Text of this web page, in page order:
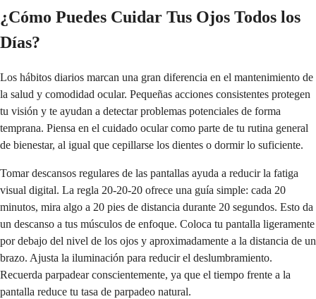
¿Cómo Puedes Cuidar Tus Ojos Todos los
Días?
Los hábitos diarios marcan una gran diferencia en el mantenimiento de
la salud y comodidad ocular. Pequeñas acciones consistentes protegen
tu visión y te ayudan a detectar problemas potenciales de forma
temprana. Piensa en el cuidado ocular como parte de tu rutina general
de bienestar, al igual que cepillarse los dientes o dormir lo suficiente.
Tomar descansos regulares de las pantallas ayuda a reducir la fatiga
visual digital. La regla 20-20-20 ofrece una guía simple: cada 20
minutos, mira algo a 20 pies de distancia durante 20 segundos. Esto da
un descanso a tus músculos de enfoque. Coloca tu pantalla ligeramente
por debajo del nivel de los ojos y aproximadamente a la distancia de un
brazo. Ajusta la iluminación para reducir el deslumbramiento.
Recuerda parpadear conscientemente, ya que el tiempo frente a la
pantalla reduce tu tasa de parpadeo natural.